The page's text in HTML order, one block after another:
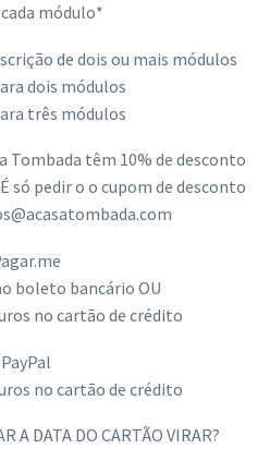
cada módulo*
de dois ou mais módulos
dois módulos
três módulos
Tombada têm 10% de desconto
só pedir o o cupom de desconto
boleto bancário OU
no cartão de crédito
PayPal
no cartão de crédito
A DATA DO CARTÃO VIRAR?